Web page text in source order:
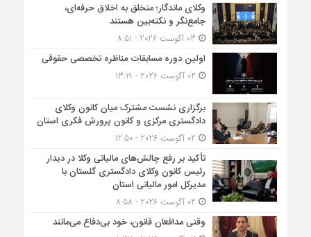
وکلای ماندگار؛ متخلق به اخلاق حرفه‌ای،
جامع‌نگر و نکته‌بین هستند
اولین دوره مسابقات مناظره تخصصی حقوقی
برگزاری نشست مشترک میان کانون وکلای
دادگستری مرکزی و کانون پرورش فکری استان
تأکید بر رفع چالش‌های مالیاتی وکلا در دیدار
رئیس کانون وکلای دادگستری گلستان با
مدیرکل امور مالیاتی استان
وقتی مدافعان قانون، خود بی‌دفاع می‌مانند